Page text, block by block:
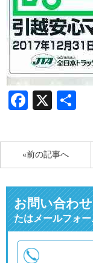
Facebook
X
«前の記事へ
お問い合わ
たはメールフォ